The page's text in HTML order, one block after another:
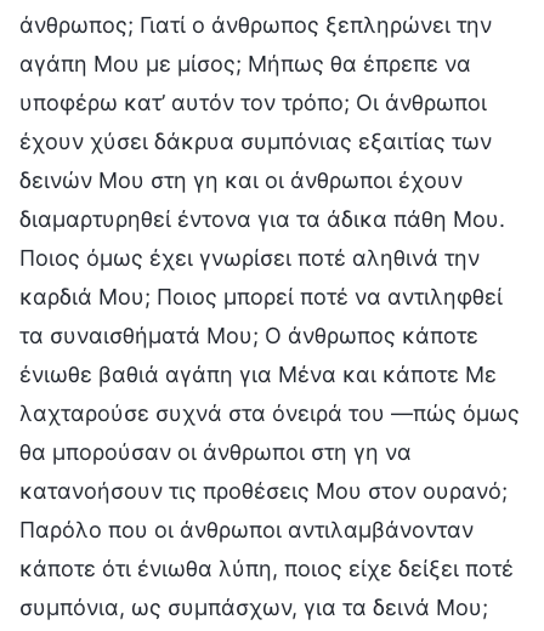
άνθρωπος; Γιατί ο άνθρωπος ξεπληρώνει την
αγάπη Μου με μίσος; Μήπως θα έπρεπε να
υποφέρω κατ’ αυτόν τον τρόπο; Οι άνθρωποι
έχουν χύσει δάκρυα συμπόνιας εξαιτίας των
δεινών Μου στη γη και οι άνθρωποι έχουν
διαμαρτυρηθεί έντονα για τα άδικα πάθη Μου.
Ποιος όμως έχει γνωρίσει ποτέ αληθινά την
καρδιά Μου; Ποιος μπορεί ποτέ να αντιληφθεί
τα συναισθήματά Μου; Ο άνθρωπος κάποτε
ένιωθε βαθιά αγάπη για Μένα και κάποτε Με
λαχταρούσε συχνά στα όνειρά του —πώς όμως
θα μπορούσαν οι άνθρωποι στη γη να
κατανοήσουν τις προθέσεις Μου στον ουρανό;
Παρόλο που οι άνθρωποι αντιλαμβάνονταν
κάποτε ότι ένιωθα λύπη, ποιος είχε δείξει ποτέ
συμπόνια, ως συμπάσχων, για τα δεινά Μου;